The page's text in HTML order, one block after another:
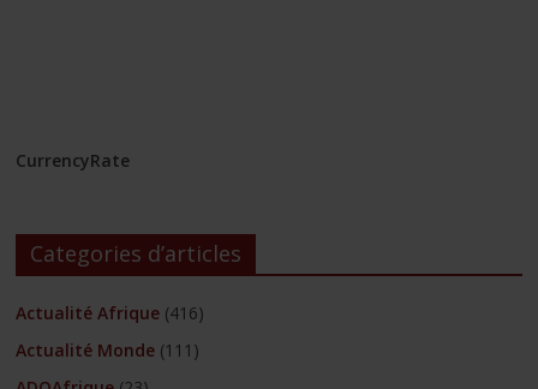
CurrencyRate
Categories d’articles
Actualité Afrique (416)
Actualité Monde (111)